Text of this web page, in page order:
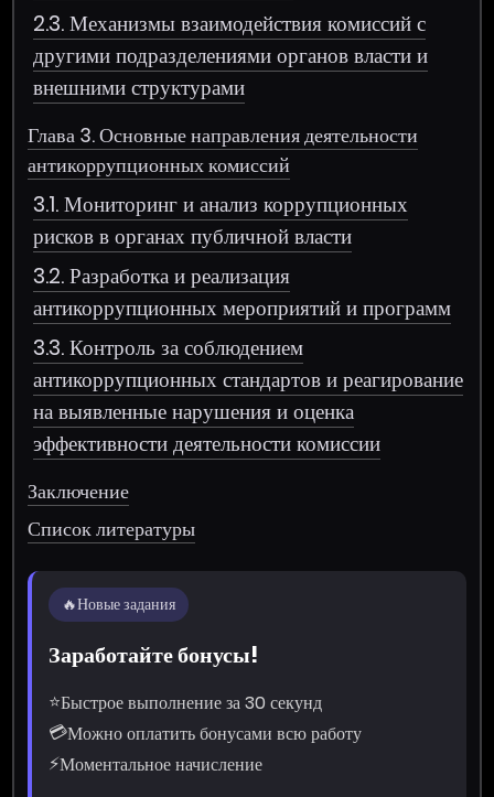
2.3. Механизмы взаимодействия комиссий с
другими подразделениями органов власти и
внешними структурами
Глава 3. Основные направления деятельности
антикоррупционных комиссий
3.1. Мониторинг и анализ коррупционных
рисков в органах публичной власти
3.2. Разработка и реализация
антикоррупционных мероприятий и программ
3.3. Контроль за соблюдением
антикоррупционных стандартов и реагирование
на выявленные нарушения и оценка
эффективности деятельности комиссии
Заключение
Список литературы
🔥Новые задания
Заработайте бонусы!
⭐Быстрое выполнение за 30 секунд
💳Можно оплатить бонусами всю работу
⚡Моментальное начисление